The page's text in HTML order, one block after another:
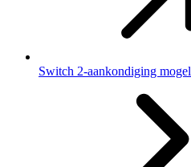
Switch 2-aankondiging